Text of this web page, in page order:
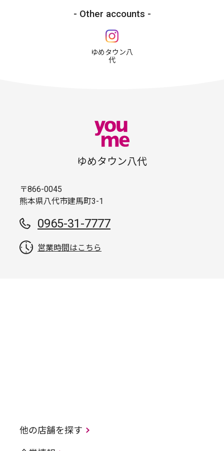
Other accounts
ゆめタウン八
代
ゆめタウン八代
〒866-0045
熊本県八代市建馬町3-1
0965-31-7777
営業時間はこちら
他の店舗を探す